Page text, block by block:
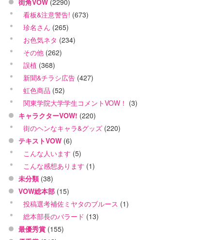
街角VOW (2290)
看板&注意警告! (673)
珍名さん (265)
お色気ネタ (234)
その他 (262)
誤植 (368)
新聞&チラシ広告 (427)
虹色商品 (52)
関東学院大学学生コメントVOW！ (3)
キャラクターVOW! (220)
街のヘンなキャラ&グッズ (220)
テキストVOW (6)
こんな人います (5)
こんな感想あります (1)
未分類 (38)
VOW総本部 (15)
投稿選考補佐ミヤタのブルース (1)
総本部長のバラード (13)
最優秀賞 (155)